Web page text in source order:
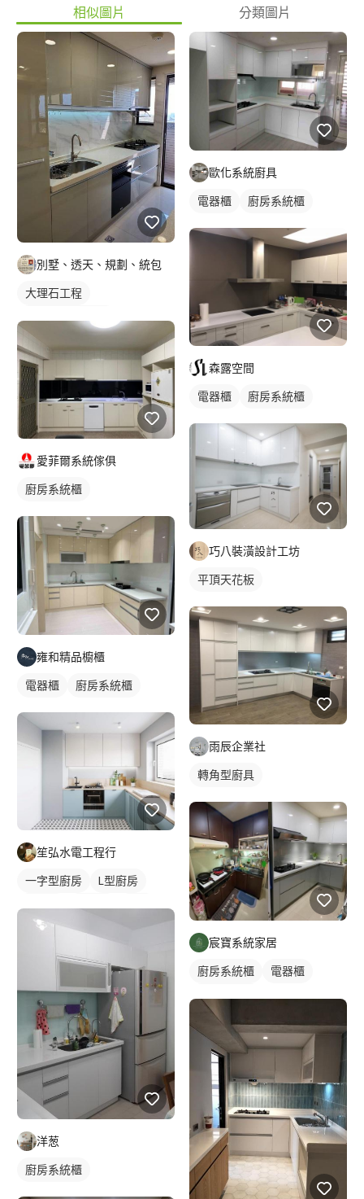
相似圖片 分類圖片
別墅、透天、規劃、統包
大理石工程
愛菲爾系統傢俱
廚房系統櫃
雍和精品櫥櫃
電器櫃 廚房系統櫃
笙弘水電工程行
一字型廚房
L型廚房
日式風
北歐風 廚房
洋葱
廚房系統櫃
歐化系統廚具
電器櫃 廚房系統櫃
森露空間
電器櫃 廚房系統櫃
巧八裝潢設計工坊
平頂天花板
雨辰企業社
轉角型廚具
宸寶系統家居
廚房系統櫃
電器櫃